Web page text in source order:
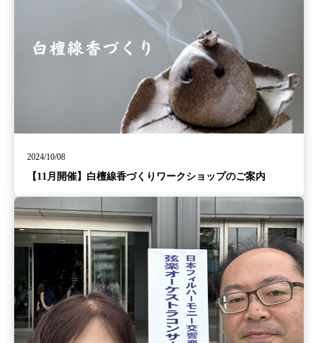
2024/10/08
【11月開催】白檀線香づくりワークショップのご案内